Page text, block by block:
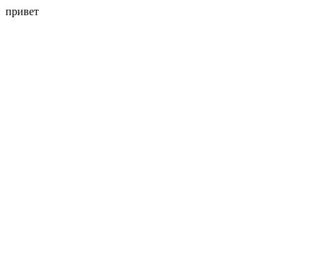
привет